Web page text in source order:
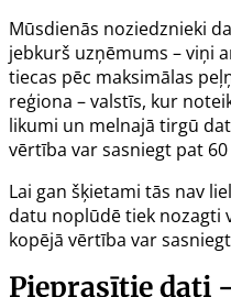
Mūsdienās noziedznieki
jebkurš uzņēmums – viņi
tiecas pēc maksimālas
reģiona – valstīs, kur
likumi un melnajā tirgū
vērtība var sasniegt pat 60
Lai gan šķietami tās nav
datu noplūdē tiek nozagti
kopējā vērtība var
Pieprasītie dati